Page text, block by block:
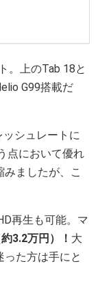
。上のTab 18と
G99搭載だ
シュレートに
点において優れ
ましたが、こ
再生も可能。マ
3.2万円）！ 大
た方は手にと